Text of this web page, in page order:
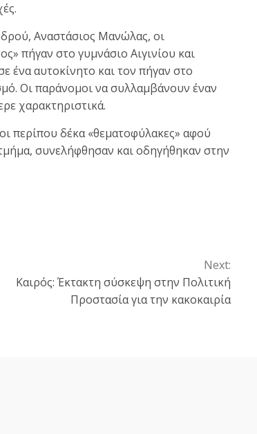
Αναστάσιος Μανώλας, οι
πήγαν στο γυμνάσιο Αιγινίου και
ένα αυτοκίνητο και τον πήγαν στο
Οι παράνομοι να συλλαμβάνουν έναν
χαρακτηριστικά.
περίπου δέκα «θεματοφύλακες» αφού
συνελήφθησαν και οδηγήθηκαν στην
Next:
Καιρός: Έκτακτη σύσκεψη στην Πολιτική
Προστασία για την κακοκαιρία